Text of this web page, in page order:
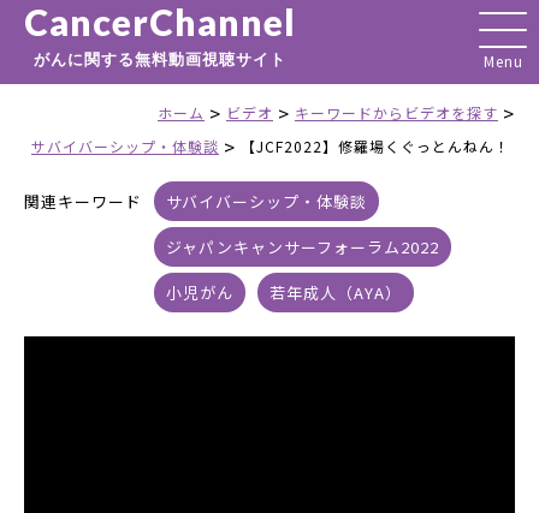
CancerChannel
がんに関する無料動画視聴サイト
ホーム > ビデオ > キーワードからビデオを探す >
サバイバーシップ・体験談 > 【JCF2022】修羅場くぐっとんねん！
関連キーワード
サバイバーシップ・体験談
ジャパンキャンサーフォーラム2022
小児がん
若年成人（AYA）